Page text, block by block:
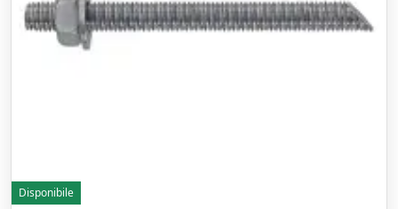
Disponibile